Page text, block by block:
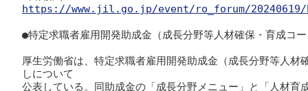
https://www.jil.go.jp/event/ro_forum/20240619/
●特定求職者雇用開発助成金（成長分野等人材確保・育成コ
厚生労働省は、特定求職者雇用開発助成金（成長分野等人材
しについて
公表している。同助成金の「成長分野メニュー」と「人材育